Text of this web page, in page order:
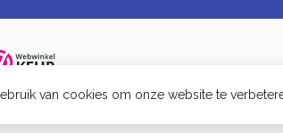
in Vinkel - 2023
van cookies om onze website te